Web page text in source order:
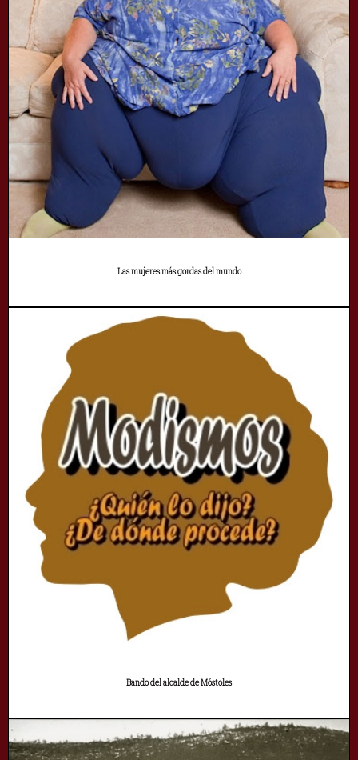
Las mujeres más gordas del mundo
Bando del alcalde de Móstoles